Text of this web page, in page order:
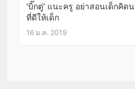
‘บิ๊กตู่’ แนะครู อย่าสอนเด็กคิด
ที่ดีให้เด็ก
16 ม.ค. 2019